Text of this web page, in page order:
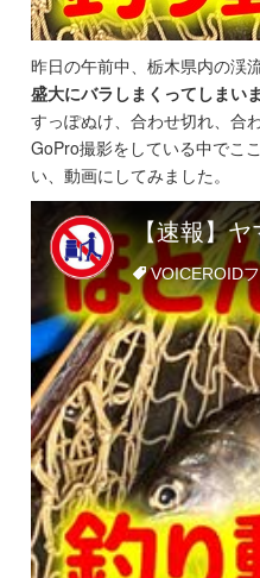
昨日の午前中、栃木県内の
盛大にバラしまくってしまいま
すっぽぬけ、合わせ切れ、合
GoPro撮影をしている中でこ
い、動画にしてみました。